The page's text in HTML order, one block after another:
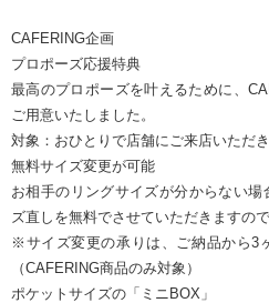
CAFERING企画
プロポーズ応援特典
最高のプロポーズを叶えるために、
ご用意いたしました。
対象：おひとりで店舗にご来店いただ
無料サイズ変更が可能
お相手のリングサイズが分からない
ズ直しを無料でさせていただきますの
※サイズ変更の承りは、ご納品から3
（CAFERING商品のみ対象）
ポケットサイズの「ミニBOX」